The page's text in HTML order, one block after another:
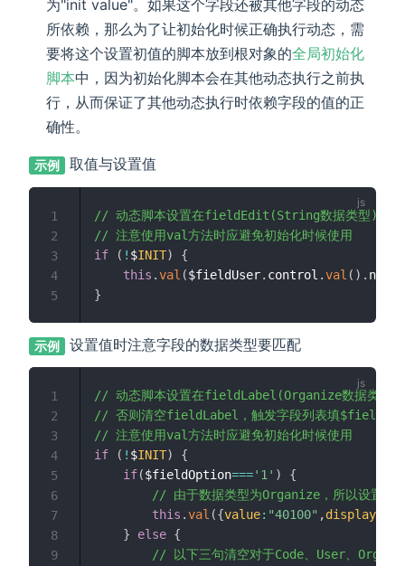
为"init value"。如果这个字段还被其他字段的动态
所依赖，那么为了让初始化时候正确执行动态，需
要将这个设置初值的脚本放到根对象的全局初始化
脚本中，因为初始化脚本会在其他动态执行之前执
行，从而保证了其他动态执行时依赖字段的值的正
确性。
示例 取值与设置值
// 动态脚本设置在fieldEdit(String数据类型)上，
// 注意使用val方法时应避免初始化时候使用
if
( ! $INIT)
{
this .val ($fieldUser. control .val ( ) . name
}
1
2
3
4
5
示例 设置值时注意字段的数据类型要匹配
// 动态脚本设置在fieldLabel(Organize数据类型
// 否则清空fieldLabel，触发字段列表填
// 注意使用val方法时应避免初始化时候使用
if
( ! $INIT)
{
if($fieldOption==='1' )
{
// 由于数据类型为Organize，所以设置值
this .val ({value: "40100" ,
}
else {
// 以下三句清空对于Code、User、
1
2
3
4
5
6
7
8
9